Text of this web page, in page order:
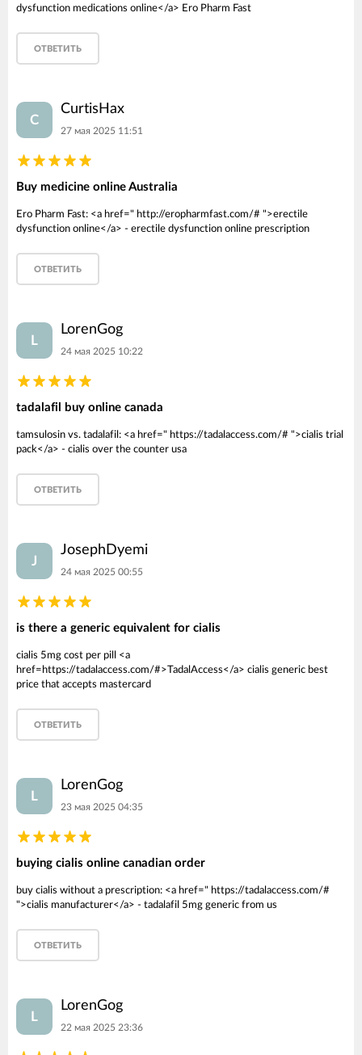
dysfunction medications online</a> Ero Pharm Fast
ОТВЕТИТЬ
C
CurtisHax
27 мая 2025 11:51
Buy medicine online Australia
Ero Pharm Fast: <a href=" http://eropharmfast.com/# ">erectile
dysfunction online</a> - erectile dysfunction online prescription
ОТВЕТИТЬ
L
LorenGog
24 мая 2025 10:22
tadalafil buy online canada
tamsulosin vs. tadalafil: <a href=" https://tadalaccess.com/# ">cialis trial
pack</a> - cialis over the counter usa
ОТВЕТИТЬ
J
JosephDyemi
24 мая 2025 00:55
is there a generic equivalent for cialis
cialis 5mg cost per pill <a
href=https://tadalaccess.com/#>TadalAccess</a> cialis generic best
price that accepts mastercard
ОТВЕТИТЬ
L
LorenGog
23 мая 2025 04:35
buying cialis online canadian order
buy cialis without a prescription: <a href=" https://tadalaccess.com/#
">cialis manufacturer</a> - tadalafil 5mg generic from us
ОТВЕТИТЬ
L
LorenGog
22 мая 2025 23:36